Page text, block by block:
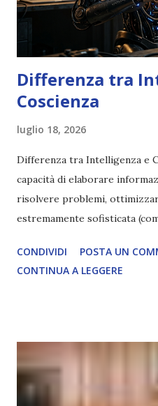
Differenza tra
Coscienza
luglio 18, 2026
Differenza tra Intelligenza e
capacità di elaborare
risolvere problemi,
estremamente sofisticata
soggettiva, non prova vero
autentico, non ha connessione
che permette di scegliere
scelta più efficiente. È ciò che
L’intelligenza può simulare
CONDIVIDI
POSTA UN
CONTINUA A LEGGERE